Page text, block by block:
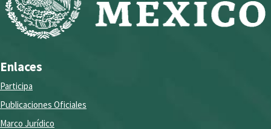
Enlaces
Participa
Publicaciones Oficiales
Marco Jurídico